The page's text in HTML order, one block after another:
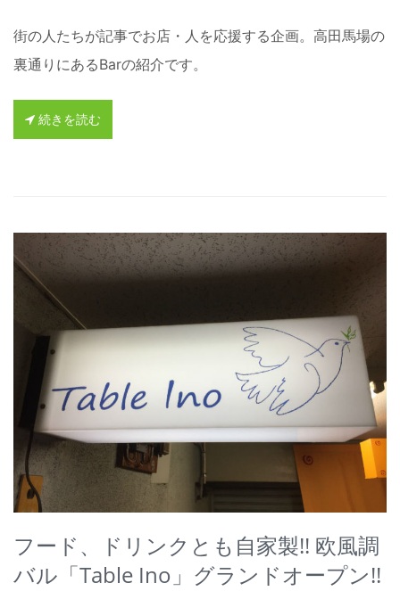
街の人たちが記事でお店・人を応援する企画。高田馬場の
裏通りにあるBarの紹介です。
続きを読む
フード、ドリンクとも自家製!! 欧風調
バル「Table Ino」グランドオープン!!